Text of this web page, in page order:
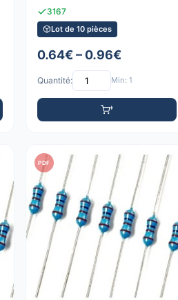
3167
Lot de 10 pièces
0.64€ – 0.96€
Quantité: Min: 1
PDF